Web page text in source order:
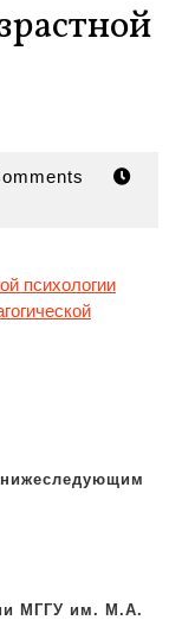
психологии
нижеследующим
МГГУ им. М.А.